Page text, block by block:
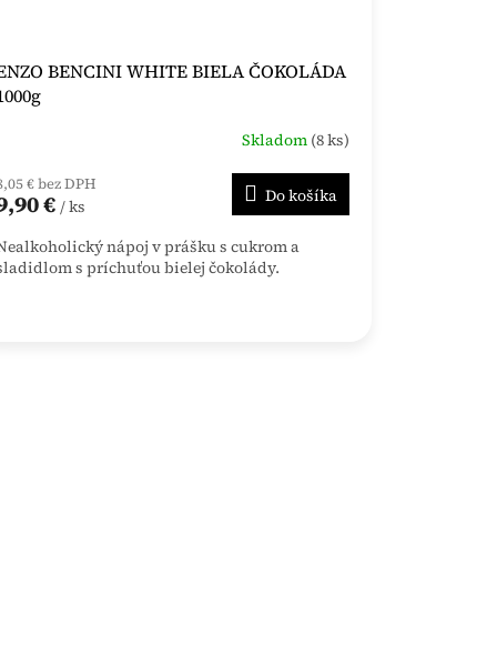
BENCINI WHITE BIELA ČOKOLÁDA
Skladom (8 ks)
€ bez DPH
€ / ks Do košíka
nápoj v prášku s cukrom a
s príchuťou bielej čokolády.